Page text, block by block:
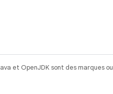
et OpenJDK sont des marques ou